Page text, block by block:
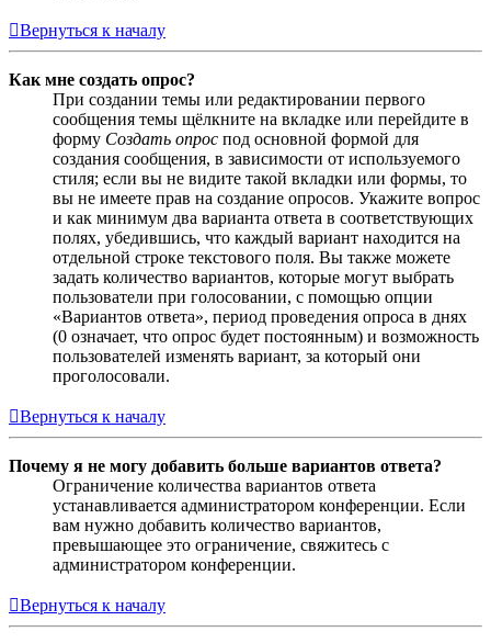
Вернуться к началу
Как мне создать опрос?
При создании темы или редактировании первого
сообщения темы щёлкните на вкладке или перейдите в
форму Создать опрос под основной формой для
создания сообщения, в зависимости от используемого
стиля; если вы не видите такой вкладки или формы, то
вы не имеете прав на создание опросов. Укажите вопрос
и как минимум два варианта ответа в соответствующих
полях, убедившись, что каждый вариант находится на
отдельной строке текстового поля. Вы также можете
задать количество вариантов, которые могут выбрать
пользователи при голосовании, с помощью опции
«Вариантов ответа», период проведения опроса в днях
(0 означает, что опрос будет постоянным) и возможность
пользователей изменять вариант, за который они
проголосовали.
Вернуться к началу
Почему я не могу добавить больше вариантов ответа?
Ограничение количества вариантов ответа
устанавливается администратором конференции. Если
вам нужно добавить количество вариантов,
превышающее это ограничение, свяжитесь с
администратором конференции.
Вернуться к началу